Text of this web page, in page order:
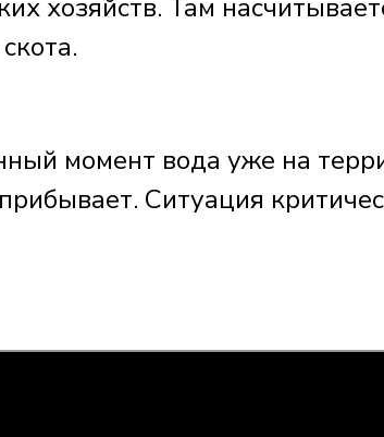
хозяйств. Там
момент вода уже на
Ситуация